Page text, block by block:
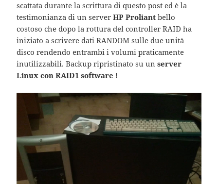
scattata durante la scrittura di questo post ed è la
testimonianza di un serverHP Proliant bello
costoso che dopo la rottura del controller RAID ha
iniziato a scrivere dati RANDOM sulle due unità
disco rendendo entrambi i volumi praticamente
inutilizzabili. Backup ripristinato su unserver
Linux con RAID1 software !